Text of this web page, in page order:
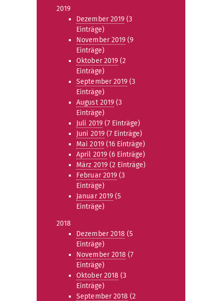
2019
Dezember 2019 (3
Einträge)
November 2019 (9
Einträge)
Oktober 2019 (2
Einträge)
September 2019 (3
Einträge)
August 2019 (3
Einträge)
Juli 2019(7 Einträge)
Juni 2019(7 Einträge)
Mai 2019(16 Einträge)
April 2019 (6 Einträge)
März 2019(2 Einträge)
Februar 2019 (3
Einträge)
Januar 2019 (5
Einträge)
2018
Dezember 2018 (5
Einträge)
November 2018 (7
Einträge)
Oktober 2018 (3
Einträge)
September 2018 (2